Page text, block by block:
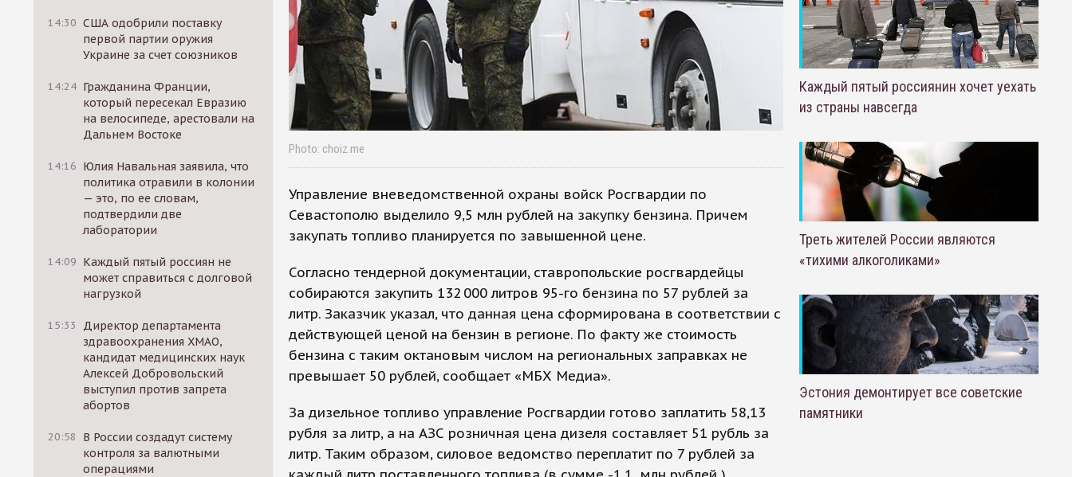
14:30 США одобрили поставку
первой партии оружия
Украине за счет союзников
14:24 Гражданина Франции,
который пересекал Евразию
на велосипеде, арестовали на
Дальнем Востоке
14:16 Юлия Навальная заявила, что
политика отравили в колонии
— это, по ее словам,
подтвердили две
лаборатории
14:09 Каждый пятый россиян не
может справиться с долговой
нагрузкой
15:33
Директор департамента
здравоохранения ХМАО,
кандидат медицинских наук
Алексей Добровольский
выступил против запрета
абортов
20:58
В России создадут систему
контроля за валютными
операциями
Photo: choiz.me
Управление вневедомственной охраны войск Росгвардии по
Севастополю выделило 9,5 млн рублей на закупку бензина. Причем
закупать топливо планируется по завышенной цене.
Согласно тендерной документации, ставропольские росгвардейцы
собираются закупить 132 000 литров 95-го бензина по 57 рублей за
литр. Заказчик указал, что данная цена сформирована в соответствии с
действующей ценой на бензин в регионе. По факту же стоимость
бензина с таким октановым числом на региональных заправках не
превышает 50 рублей, сообщает «МБХ Медиа».
За дизельное топливо управление Росгвардии готово заплатить 58,13
рубля за литр, а на АЗС розничная цена дизеля составляет 51 рубль за
литр. Таким образом, силовое ведомство переплатит по 7 рублей за
Каждый пятый россиянин хочет уехать
из страны навсегда
Треть жителей России являются
«тихими алкоголиками»
Эстония демонтирует все советские
памятники